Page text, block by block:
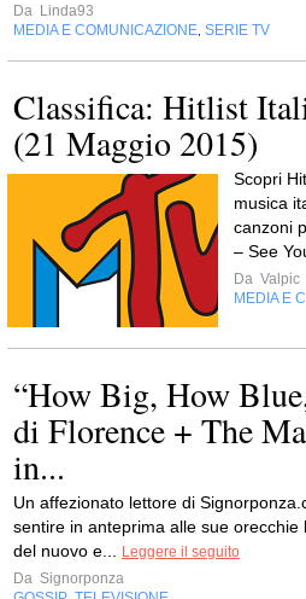
Da Linda93
MEDIA E COMUNICAZIONE SERIE TV
Classifica: Hitlist
(21 Maggio 2015)
Scopri
musica
canzoni
– See
Da Valpic
MEDIA E
“How Big, How
di Florence + The
in...
Un affezionato lettore di
sentire in anteprima alle sue
del nuovo e...
Leggere il seguito
Da Signorponza